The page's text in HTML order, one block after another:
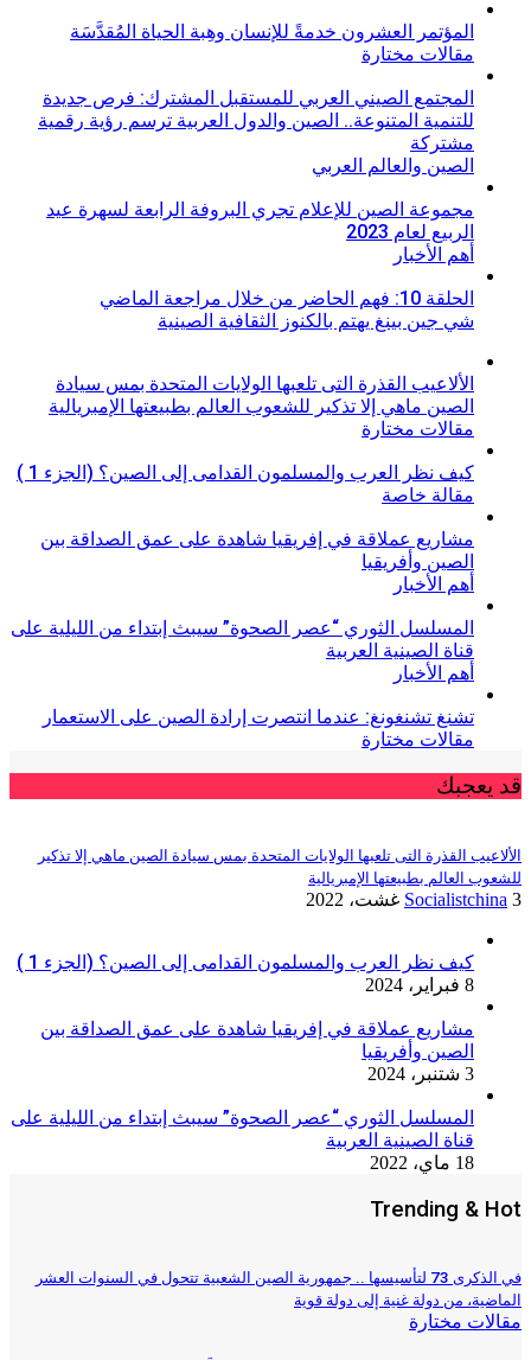
المؤتمر العشرون خدمةً للإنسان وهِبة الحياة المُقدَّسَة
مقالات مختارة
المجتمع الصيني العربي للمستقبل المشترك: فرص جديدة
للتنمية المتنوعة.. الصين والدول العربية ترسم رؤية رقمية
مشتركة
الصين والعالم العربي
مجموعة الصين للإعلام تجري البروفة الرابعة لسهرة عيد
الربيع لعام 2023
أهم الأخبار
الحلقة 10: فهم الحاضر من خلال مراجعة الماضي
شي جين بينغ يهتم بالكنوز الثقافية الصينية
الألاعيب القذرة التى تلعبها الولايات المتحدة بمس سيادة
الصين ماهي إلا تذكير للشعوب العالم بطبيعتها الإمبريالية
مقالات مختارة
كيف نظر العرب والمسلمون القدامى إلى الصين؟ (الجزء 1 )
مقالة خاصة
مشاريع عملاقة في إفريقيا شاهدة على عمق الصداقة بين
الصين وأفريقيا
أهم الأخبار
المسلسل الثوري “عصر الصحوة” سيبث إبتداء من الليلية على
قناة الصينية العربية
أهم الأخبار
تشنغ تشنغونغ: عندما انتصرت إرادة الصين على الاستعمار
مقالات مختارة
قد يعجبك
الألاعيب القذرة التى تلعبها الولايات المتحدة بمس سيادة الصين ماهي إلا تذكير
للشعوب العالم بطبيعتها الإمبريالية
Socialistchina 3 غشت، 2022
كيف نظر العرب والمسلمون القدامى إلى الصين؟ (الجزء 1 )
8 فبراير، 2024
مشاريع عملاقة في إفريقيا شاهدة على عمق الصداقة بين
الصين وأفريقيا
3 شتنبر، 2024
المسلسل الثوري “عصر الصحوة” سيبث إبتداء من الليلية على
قناة الصينية العربية
18 ماي، 2022
Trending & Hot
في الذكرى 73 لتأسيسها .. جمهورية الصين الشعبية تتحول في السنوات العشر
الماضية، من دولة غنية إلى دولة قوية
مقالات مختارة